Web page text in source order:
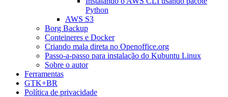
Python
AWS S3
Borg Backup
Conteineres e Docker
Criando mala direta no Openoffice.org
Passo-a-passo para instalação do Kubuntu Linux
Sobre o autor
Ferramentas
GTK+BR
Política de privacidade